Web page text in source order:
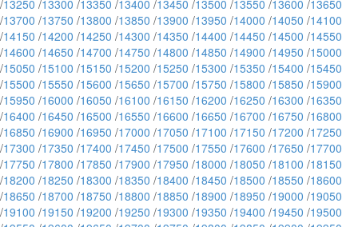
/13250 /13300 /13350 /13400 /13450 /13500 /13550 /13600 /13650
/13700 /13750 /13800 /13850 /13900 /13950 /14000 /14050 /14100
/14150 /14200 /14250 /14300 /14350 /14400 /14450 /14500 /14550
/14600 /14650 /14700 /14750 /14800 /14850 /14900 /14950 /15000
/15050 /15100 /15150 /15200 /15250 /15300 /15350 /15400 /15450
/15500 /15550 /15600 /15650 /15700 /15750 /15800 /15850 /15900
/15950 /16000 /16050 /16100 /16150 /16200 /16250 /16300 /16350
/16400 /16450 /16500 /16550 /16600 /16650 /16700 /16750 /16800
/16850 /16900 /16950 /17000 /17050 /17100 /17150 /17200 /17250
/17300 /17350 /17400 /17450 /17500 /17550 /17600 /17650 /17700
/17750 /17800 /17850 /17900 /17950 /18000 /18050 /18100 /18150
/18200 /18250 /18300 /18350 /18400 /18450 /18500 /18550 /18600
/18650 /18700 /18750 /18800 /18850 /18900 /18950 /19000 /19050
/19100 /19150 /19200 /19250 /19300 /19350 /19400 /19450 /19500